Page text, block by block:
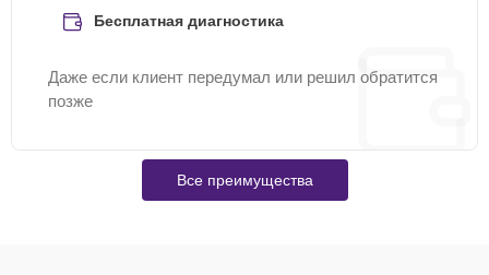
Бесплатная диагностика
Даже если клиент передумал или решил обратится
позже
Все преимущества